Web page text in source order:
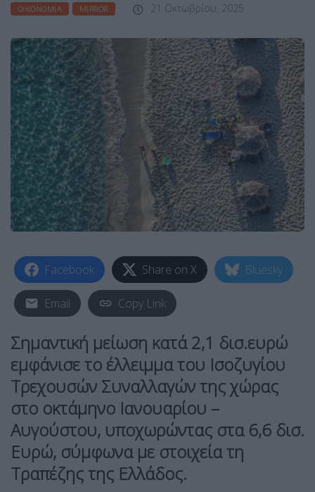
ΟΙΚΟΝΟΜΊΑ MIRROR 21 Οκτωβρίου, 2025
Facebook Share on X Bluesky
Email Copy Link
Σημαντική μείωση κατά 2,1 δισ.ευρώ
εμφάνισε το έλλειμμα του Ισοζυγίου
Τρεχουσών Συναλλαγών της χώρας
στο οκτάμηνο Ιανουαρίου –
Αυγούστου, υποχωρώντας στα 6,6 δισ.
Ευρώ, σύμφωνα με στοιχεία τη
Τραπέζης της Ελλάδος.